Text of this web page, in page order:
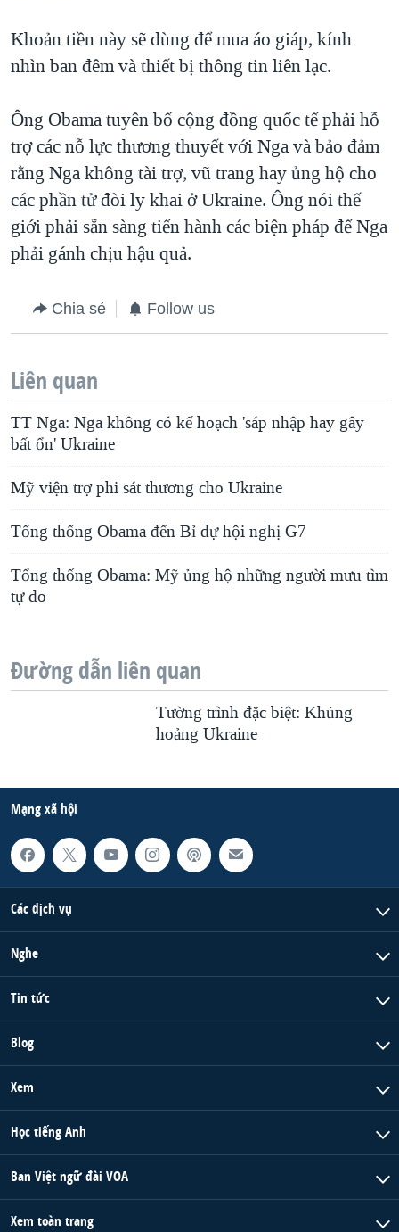
Khoản tiền này sẽ dùng để mua áo giáp, kính
nhìn ban đêm và thiết bị thông tin liên lạc.
Ông Obama tuyên bố cộng đồng quốc tế phải hỗ
trợ các nỗ lực thương thuyết với Nga và bảo đảm
rằng Nga không tài trợ, vũ trang hay ủng hộ cho
các phần tử đòi ly khai ở Ukraine. Ông nói thế
giới phải sẵn sàng tiến hành các biện pháp để Nga
phải gánh chịu hậu quả.
Chia sẻ Follow us
Liên quan
TT Nga: Nga không có kế hoạch 'sáp nhập hay gây
bất ổn' Ukraine
Mỹ viện trợ phi sát thương cho Ukraine
Tổng thống Obama đến Bỉ dự hội nghị G7
Tổng thống Obama: Mỹ ủng hộ những người mưu tìm
tự do
Đường dẫn liên quan
Tường trình đặc biệt: Khủng
hoảng Ukraine
Mạng xã hội
Các dịch vụ
Nghe
Tin tức
Blog
Xem
Học tiếng Anh
Ban Việt ngữ đài VOA
Xem toàn trang